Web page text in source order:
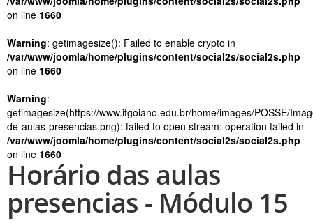
on line 1660
Warning: getimagesize(): Failed to enable crypto in
/var/www/joomla/home/plugins/content/social2s/social2s.php
on line 1660
Warning:
getimagesize(https://www.ifgoiano.edu.br/home/images/POSSE/
de-aulas-presencias.png): failed to open stream: operation failed in
/var/www/joomla/home/plugins/content/social2s/social2s.php
on line 1660
Horário das aulas
presencias - Módulo 15